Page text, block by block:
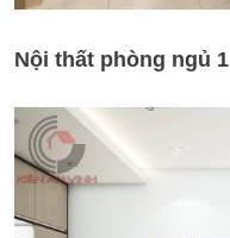
Nội thất phòng ngủ 1